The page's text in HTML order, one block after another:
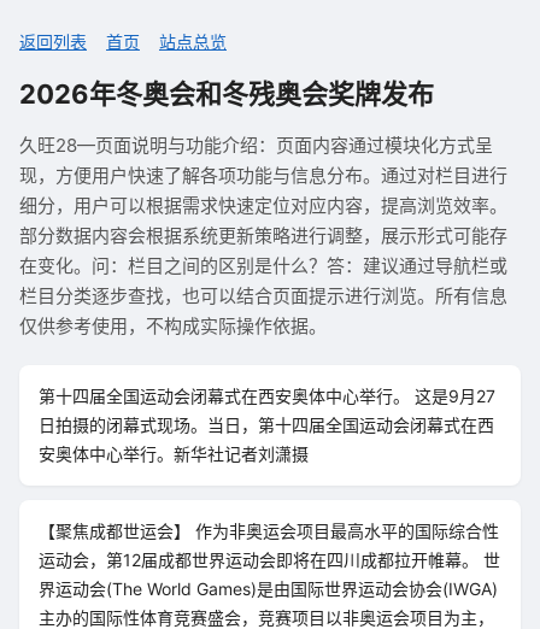
返回列表 首页 站点总览
2026年冬奥会和冬残奥会奖牌发布
久旺28—页面说明与功能介绍：页面内容通过模块化方式呈
现，方便用户快速了解各项功能与信息分布。通过对栏目进行
细分，用户可以根据需求快速定位对应内容，提高浏览效率。
部分数据内容会根据系统更新策略进行调整，展示形式可能存
在变化。问：栏目之间的区别是什么？答：建议通过导航栏或
栏目分类逐步查找，也可以结合页面提示进行浏览。所有信息
仅供参考使用，不构成实际操作依据。
第十四届全国运动会闭幕式在西安奥体中心举行。 这是9月27
日拍摄的闭幕式现场。当日，第十四届全国运动会闭幕式在西
安奥体中心举行。新华社记者刘潇摄
【聚焦成都世运会】 作为非奥运会项目最高水平的国际综合性
运动会，第12届成都世界运动会即将在四川成都拉开帷幕。 世
界运动会(The World Games)是由国际世界运动会协会(IWGA)
主办的国际性体育竞赛盛会，竞赛项目以非奥运会项目为主，